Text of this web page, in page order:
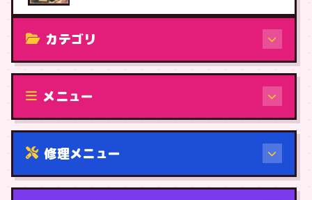
カテゴリ
修理（機種から）
メニュー
修理メニュー
機種から